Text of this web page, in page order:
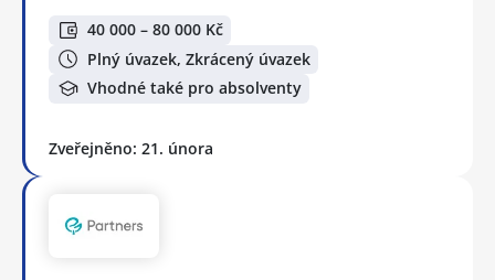
40 000 – 80 000 Kč
Plný úvazek, Zkrácený úvazek
Vhodné také pro absolventy
Zveřejněno: 21. února